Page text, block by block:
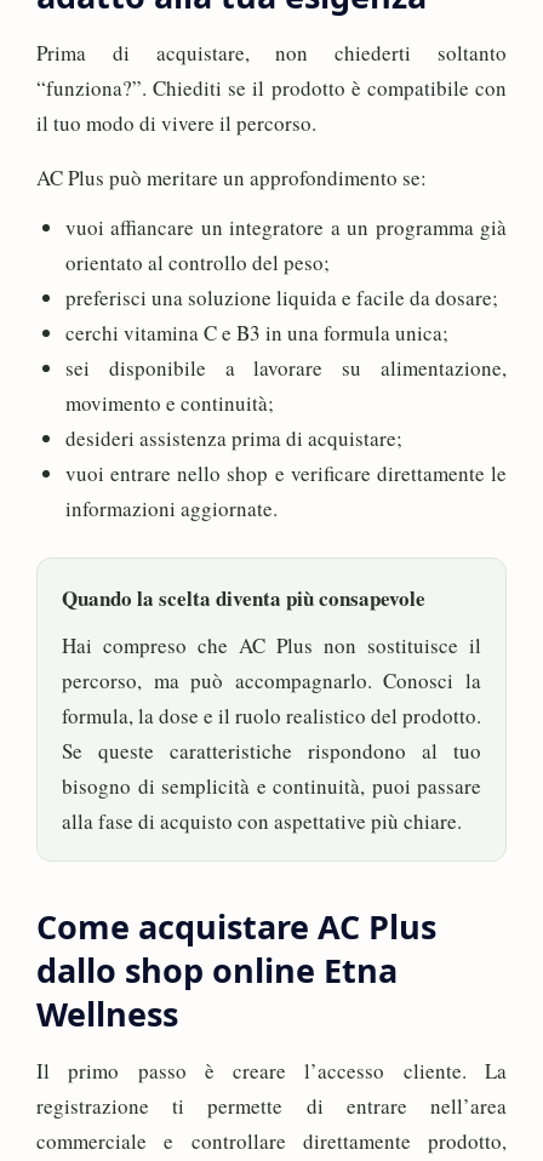
Prima di acquistare, non chiederti soltanto
“funziona?”. Chiediti se il prodotto è compatibile con
il tuo modo di vivere il percorso.
AC Plus può meritare un approfondimento se:
vuoi affiancare un integratore a un programma già
orientato al controllo del peso;
preferisci una soluzione liquida e facile da dosare;
cerchi vitamina C e B3 in una formula unica;
sei disponibile a lavorare su alimentazione,
movimento e continuità;
desideri assistenza prima di acquistare;
vuoi entrare nello shop e verificare direttamente le
informazioni aggiornate.
Quando la scelta diventa più consapevole
Hai compreso che AC Plus non sostituisce il
percorso, ma può accompagnarlo. Conosci la
formula, la dose e il ruolo realistico del prodotto.
Se queste caratteristiche rispondono al tuo
bisogno di semplicità e continuità, puoi passare
alla fase di acquisto con aspettative più chiare.
Come acquistare AC Plus
dallo shop online Etna
Wellness
Il primo passo è creare l’accesso cliente. La
registrazione ti permette di entrare nell’area
commerciale e controllare direttamente prodotto,